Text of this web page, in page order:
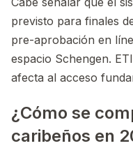
previsto para finales
pre-aprobación en
espacio Schengen.
afecta al acceso
¿Cómo se
caribeños en